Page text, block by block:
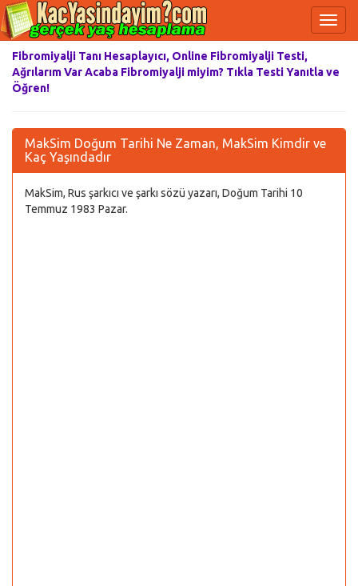
Fibromiyalji Tanı Hesaplayıcı, Online Fibromiyalji Testi,
Ağrılarım Var Acaba Fibromiyalji miyim? Tıkla Testi Yanıtla ve
Öğren!
MakSim Doğum Tarihi Ne Zaman, MakSim Kimdir ve
Kaç Yaşındadır
MakSim, Rus şarkıcı ve şarkı sözü yazarı, Doğum Tarihi 10
Temmuz 1983 Pazar.